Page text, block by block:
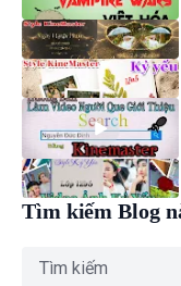
Tìm kiếm Blog